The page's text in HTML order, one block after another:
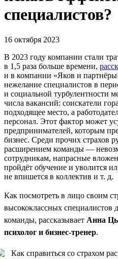
специалистов?
16 октября 2023
В 2023 году компании стали
в 1,5 раза больше времени,
и в компании «Яков и
нежелание специалистов в
и социальной турбулентности
числа вакансий: соискатели
подходящее место, а
персонал. Этот фактор может
предпринимателей, которым
бизнес. Среди прочих страхов
расширением команды —
сотрудникам, напрасные
пройдёт обучение и уволится
не впишется в коллектив и т. д.
Как посмотреть в лицо своим
высококлассных специалистов
команды, рассказывает Анна
психолог и бизнес-тренер.